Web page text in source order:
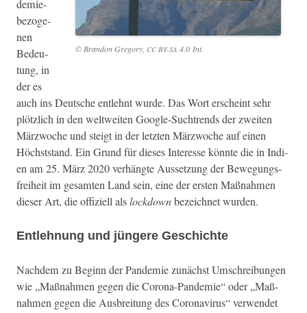
© Bran­don Gre­go­ry, CC BY-SA 4.0 Int.
demie-
bezo­ge­
nen
Bedeu­
tung, in
der es
auch ins Deutsche entlehnt wurde. Das Wort erscheint sehr
plöt­zlich in den weltweit­en Google-Suchtrends der zweit­en
März­woche und steigt in der let­zten März­woche auf einen
Höch­st­stand. Ein Grund für dieses Inter­esse kön­nte die in Indi­
en am 25. März 2020 ver­hängte Aus­set­zung der Bewe­gungs­
frei­heit im gesamten Land sein, eine der ersten Maß­nah­men
dieser Art, die offiziell alslock­downbeze­ich­net wurden.
Entlehnung und jüngere Geschichte
Nach­dem zu Beginn der Pan­demie zunächst Umschrei­bun­gen
wie „Maß­nah­men gegen die Coro­na-Pan­demie“ oder „Maß­
nah­men gegen die Aus­bre­itung des Coro­n­avirus“ ver­wen­det